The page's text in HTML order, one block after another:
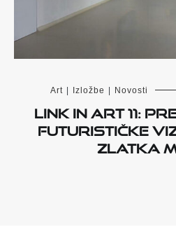
Art Izložbe Novosti
LINK IN ART 11:
futurističke
Zlatka